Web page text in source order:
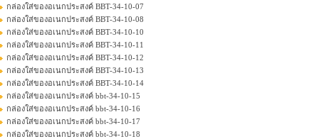
กล่องใส่ของอเนกประสงค์ BBT-34-10-07
กล่องใส่ของอเนกประสงค์ BBT-34-10-08
กล่องใส่ของอเนกประสงค์ BBT-34-10-10
กล่องใส่ของอเนกประสงค์ BBT-34-10-11
กล่องใส่ของอเนกประสงค์ BBT-34-10-12
กล่องใส่ของอเนกประสงค์ BBT-34-10-13
กล่องใส่ของอเนกประสงค์ BBT-34-10-14
กล่องใส่ของอเนกประสงค์ bbt-34-10-15
กล่องใส่ของอเนกประสงค์ bbt-34-10-16
กล่องใส่ของอเนกประสงค์ bbt-34-10-17
กล่องใส่ของอเนกประสงค์ bbt-34-10-18